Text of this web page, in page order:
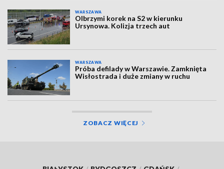
WARSZAWA
Olbrzymi korek na S2 w kierunku
Ursynowa. Kolizja trzech aut
WARSZAWA
Próba defilady w Warszawie. Zamknięta
Wisłostrada i duże zmiany w ruchu
ZOBACZ WIĘCEJ